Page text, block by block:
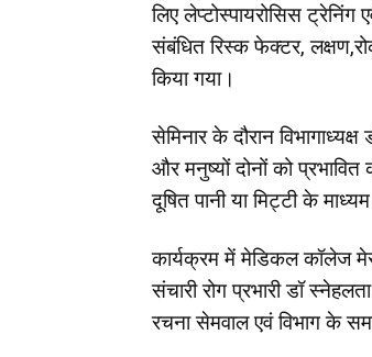
लिए लेप्टोस्पायरोसिस
संबंधित रिस्क फेक्टर,
किया गया।
सेमिनार के दौरान
और मनुष्यों दोनों को प्रभावित
दूषित पानी या मिट्टी के
कार्यक्रम में मेडिकल कॉलेज
संचारी रोग प्रभारी डॉ
रचना सेमवाल एवं विभाग के